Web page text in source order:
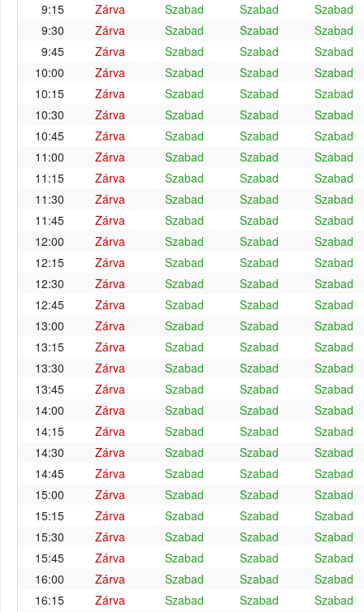
9:15
Zárva Szabad Szabad
Szabad
9:30
Zárva Szabad Szabad
Szabad
9:45
Zárva Szabad Szabad
Szabad
10:00
Zárva Szabad Szabad
Szabad
10:15
Zárva Szabad Szabad
Szabad
10:30
Zárva Szabad Szabad
Szabad
10:45
Zárva Szabad Szabad
Szabad
11:00
Zárva Szabad Szabad
Szabad
11:15
Zárva Szabad Szabad
Szabad
11:30
Zárva Szabad Szabad
Szabad
11:45
Zárva Szabad Szabad
Szabad
12:00
Zárva Szabad Szabad
Szabad
12:15
Zárva Szabad Szabad
Szabad
12:30
Zárva Szabad Szabad
Szabad
12:45
Zárva Szabad Szabad
Szabad
13:00
Zárva Szabad Szabad
Szabad
13:15
Zárva Szabad Szabad
Szabad
13:30
Zárva Szabad Szabad
Szabad
13:45
Zárva Szabad Szabad
Szabad
14:00
Zárva Szabad Szabad
Szabad
14:15
Zárva Szabad Szabad
Szabad
14:30
Zárva Szabad Szabad
Szabad
14:45
Zárva Szabad Szabad
Szabad
15:00
Zárva Szabad Szabad
Szabad
15:15
Zárva Szabad Szabad
Szabad
15:30
Zárva Szabad Szabad
Szabad
15:45
Zárva Szabad Szabad
Szabad
16:00
Zárva Szabad Szabad
Szabad
16:15
Zárva Szabad Szabad Szabad